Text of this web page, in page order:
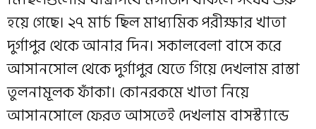
হয়ে গেছে। ২৭ মার্চ ছিল মাধ্যমিক পরীক্ষার খাতা
দুর্গাপুর থেকে আনার দিন। সকালবেলা বাসে করে
আসানসোল থেকে দুর্গাপুর যেতে গিয়ে দেখলাম রাস্তা
তুলনামূলক ফাঁকা। কোনরকমে খাতা নিয়ে
আসানসোলে ফেরত আসতেই দেখলাম বাসস্ট্যান্ডে